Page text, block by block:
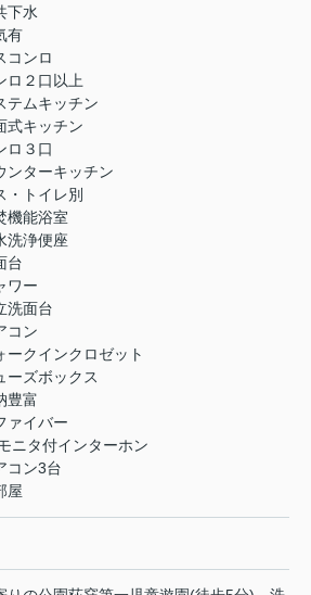
下水
有
コンロ
ロ２口以上
テムキッチン
式キッチン
ロ３口
ンターキッチン
・トイレ別
機能浴室
洗浄便座
台
ワー
洗面台
コン
ークインクロゼット
ーズボックス
豊富
ァイバー
ニタ付インターホン
コン3台
屋